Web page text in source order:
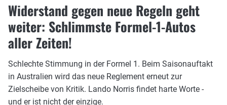
Widerstand gegen neue Regeln geht
weiter: Schlimmste Formel-1-Autos
aller Zeiten!
Schlechte Stimmung in der Formel 1. Beim Saisonauftakt
in Australien wird das neue Reglement erneut zur
Zielscheibe von Kritik. Lando Norris findet harte Worte -
und er ist nicht der einzige.